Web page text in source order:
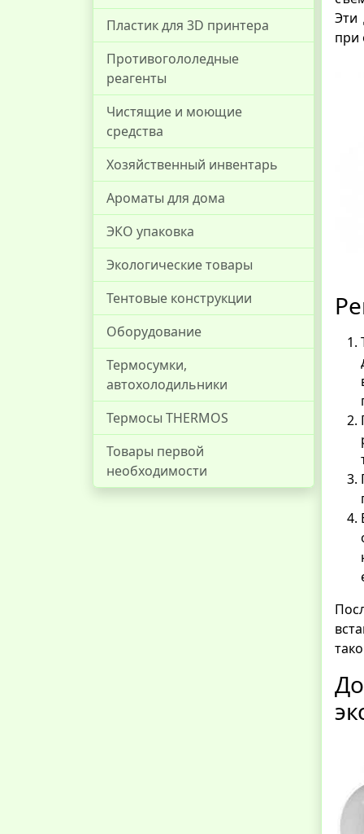
Пластик для 3D принтера
Противогололедные
реагенты
Чистящие и моющие
средства
Хозяйственный инвентарь
Ароматы для дома
ЭКО упаковка
Экологические товары
Тентовые конструкции
Оборудование
Термосумки,
автохолодильники
Термосы THERMOS
Товары первой
необходимости
Эти
при